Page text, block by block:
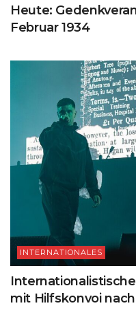
Heute:
Februar 1934
INTERNATIONALES
mit Hilfskonvoi